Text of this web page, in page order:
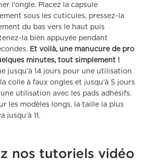
l'ongle. Placez la capsule
sous les cuticules, pressez-la
du bas vers le haut puis
la bien appuyée pendant
Et voilà, une manucure de pro
minutes, tout simplement !
jusqu’à 14 jours pour une utilisation
colle à faux ongles et jusqu'à 5 jours
utilisation avec les pads adhésifs.
les modèles longs, la taille la plus
jusqu'à 11.
nos tutoriels vidéo